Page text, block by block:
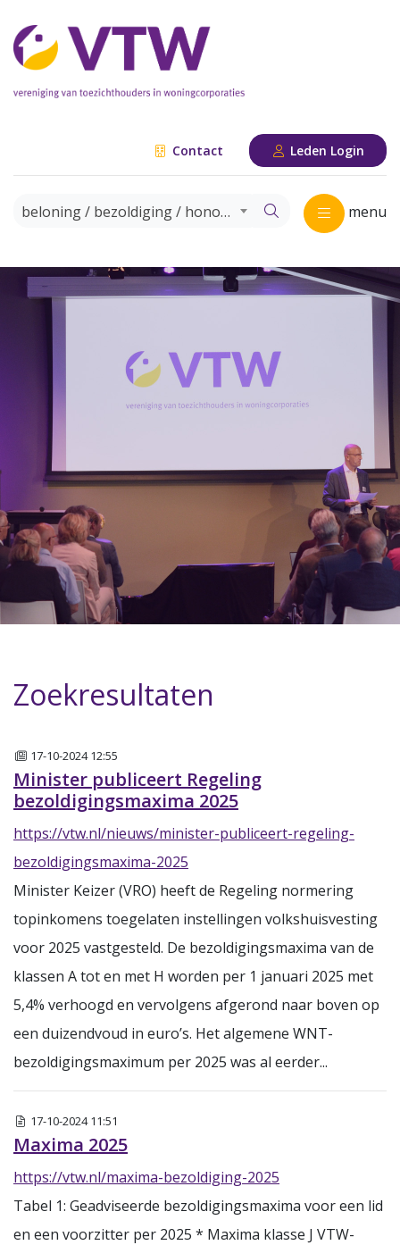
Contact Leden Login
beloning / bezoldiging / honorering commissaris menu
Zoekresultaten
Nieuws
17-10-2024 12:55
Minister publiceert Regeling
bezoldigingsmaxima 2025
https://vtw.nl/nieuws/minister-publiceert-regeling-
bezoldigingsmaxima-2025
Minister Keizer (VRO) heeft de Regeling normering
topinkomens toegelaten instellingen volkshuisvesting
voor 2025 vastgesteld. De bezoldigingsmaxima van de
klassen A tot en met H worden per 1 januari 2025 met
5,4% verhoogd en vervolgens afgerond naar boven op
een duizendvoud in euro’s. Het algemene WNT-
bezoldigingsmaximum per 2025 was al eerder...
Algemeen
17-10-2024 11:51
Maxima 2025
https://vtw.nl/maxima-bezoldiging-2025
Tabel 1: Geadviseerde bezoldigingsmaxima voor een lid
en een voorzitter per 2025 * Maxima klasse J VTW-